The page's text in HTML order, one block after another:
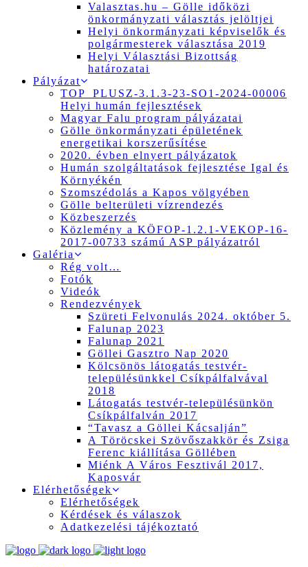
Valasztas.hu – Gölle időközi
önkormányzati választás jelöltjei
Helyi önkormányzati képviselők és
polgármesterek választása 2019
Helyi Választási Bizottság
határozatai
Pályázat
TOP_PLUSZ-3.1.3-23-SO1-2024-00006
Helyi humán fejlesztések
Magyar Falu program pályázatai
Gölle önkormányzati épületének
energetikai korszerűsítése
2020. évben elnyert pályázatok
Humán szolgáltatások fejlesztése Igal és
Környékén
Szomszédolás a Kapos völgyében
Gölle belterületi vízrendezés
Közbeszerzés
Közlemény a KÖFOP-1.2.1-VEKOP-16-
2017-00733 számú ASP pályázatról
Galéria
Rég volt…
Fotók
Videók
Rendezvények
Szüreti Felvonulás 2024. október 5.
Falunap 2023
Falunap 2021
Göllei Gasztro Nap 2020
Kölcsönös látogatás testvér-
településünkkel Csíkpálfalvával
2018
Látogatás testvér-településünkön
Csíkpálfalván 2017
“Tavasz a Göllei Kácsalján”
A Töröcskei Szövőszakkör és Zsiga
Ferenc kiállítása Göllében
Miénk A Város Fesztivál 2017,
Kaposvár
Elérhetőségek
Elérhetőségek
Kérdések és válaszok
Adatkezelési tájékoztató